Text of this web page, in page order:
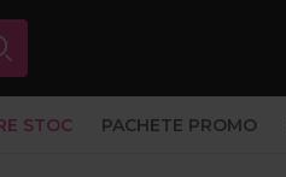
STOC PACHETE PROMO